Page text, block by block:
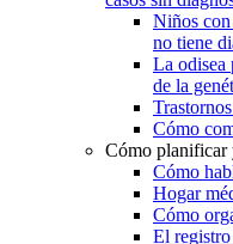
Niños
no tiene
La odisea
de la
Cómo
Cómo planificar
Cómo
Hogar
Cómo
El